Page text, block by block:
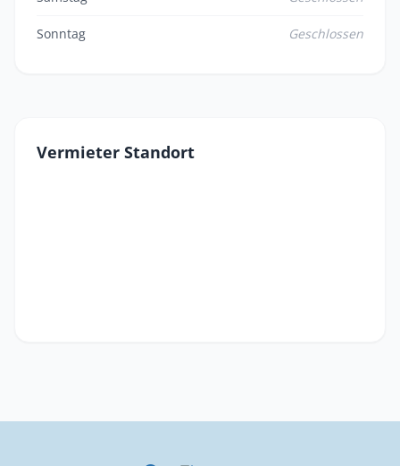
Sonntag Geschlossen
Vermieter Standort